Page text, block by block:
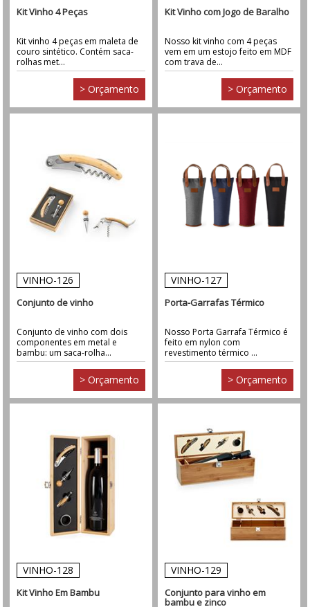
Kit Vinho 4 Peças
Kit vinho 4 peças em maleta de
couro sintético. Contém saca-
rolhas met...
> Orçamento
Kit Vinho com Jogo de Baralho
Nosso kit vinho com 4 peças
vem em um estojo feito em MDF
com trava de...
> Orçamento
VINHO-126
Conjunto de vinho
Conjunto de vinho com dois
componentes em metal e
bambu: um saca-rolha...
> Orçamento
VINHO-127
Porta-Garrafas Térmico
Nosso Porta Garrafa Térmico é
feito em nylon com
revestimento térmico ...
> Orçamento
VINHO-128
Kit Vinho Em Bambu
VINHO-129
Conjunto para vinho em
bambu e zinco